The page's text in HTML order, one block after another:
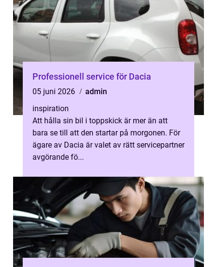
Professionell service för Dacia
05 juni 2026
admin
inspiration
Att hålla sin bil i toppskick är mer än att
bara se till att den startar på morgonen. För
ägare av Dacia är valet av rätt servicepartner
avgörande fö...